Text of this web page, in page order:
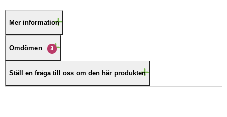
Mer information
Omdömen 3
Ställ en fråga till oss om den här produkten